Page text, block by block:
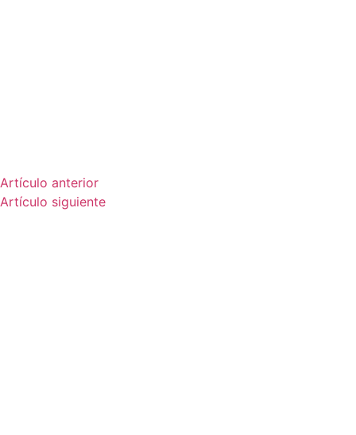
Artículo anterior
Artículo siguiente